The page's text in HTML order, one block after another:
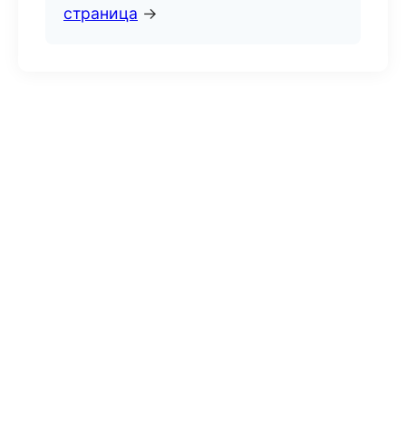
страница →